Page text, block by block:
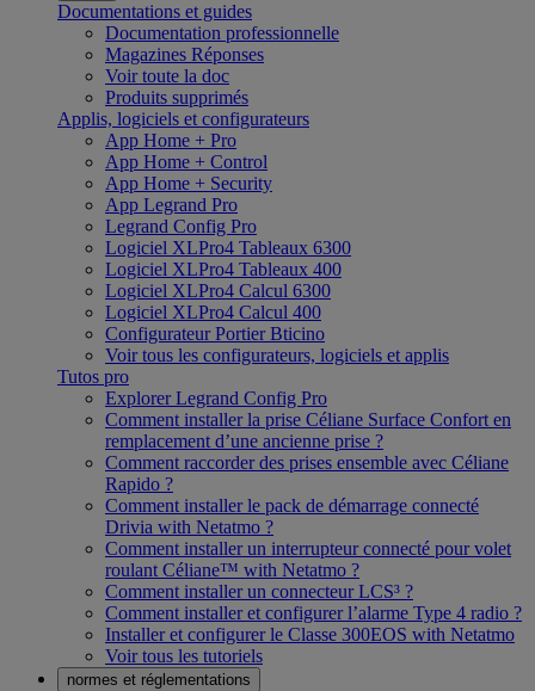
Documentations et guides
Documentation professionnelle
Magazines Réponses
Voir toute la doc
Produits supprimés
Applis, logiciels et configurateurs
App Home + Pro
App Home + Control
App Home + Security
App Legrand Pro
Legrand Config Pro
Logiciel XLPro4 Tableaux 6300
Logiciel XLPro4 Tableaux 400
Logiciel XLPro4 Calcul 6300
Logiciel XLPro4 Calcul 400
Configurateur Portier Bticino
Voir tous les configurateurs, logiciels et applis
Tutos pro
Explorer Legrand Config Pro
Comment installer la prise Céliane Surface Confort en
remplacement d’une ancienne prise ?
Comment raccorder des prises ensemble avec Céliane
Rapido ?
Comment installer le pack de démarrage connecté
Drivia with Netatmo ?
Comment installer un interrupteur connecté pour volet
roulant Céliane™ with Netatmo ?
Comment installer un connecteur LCS³ ?
Comment installer et configurer l’alarme Type 4 radio ?
Installer et configurer le Classe 300EOS with Netatmo
Voir tous les tutoriels
normes et réglementations